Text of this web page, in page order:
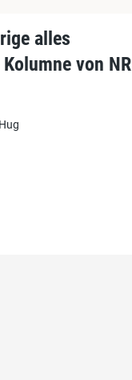
alles
von NR